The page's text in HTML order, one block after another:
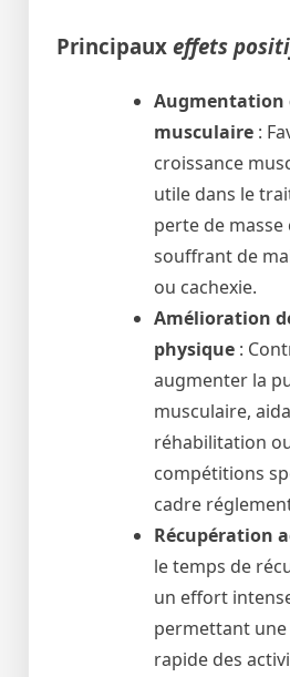
Principaux effets
Augmentation
musculaire :
croissance
utile dans le
perte de masse
souffrant de
ou cachexie.
Amélioration
physique :
augmenter la
musculaire,
réhabilitation
compétitions
cadre
Récupération
le temps de
un effort
permettant
rapide des